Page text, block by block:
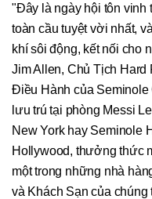
"Đây là ngày hội tôn vinh
toàn cầu tuyệt vời nhất,
khí sôi động, kết nối cho
Jim Allen, Chủ Tịch
Điều Hành của Seminole
lưu trú tại phòng Messi
New York hay Seminole
Hollywood, thưởng thức
một trong những nhà
và Khách Sạn của